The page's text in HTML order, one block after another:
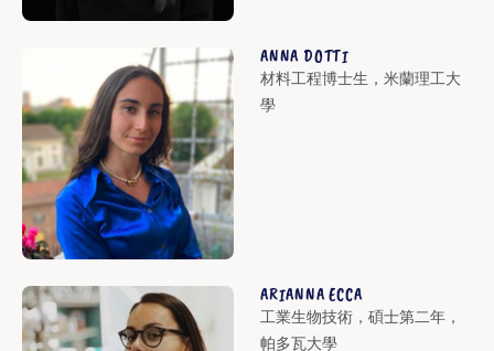
ANNA DOTTI
材料工程博士生，米蘭理工大
學
ARIANNA ECCA
工業生物技術，碩士第二年，
帕多瓦大學